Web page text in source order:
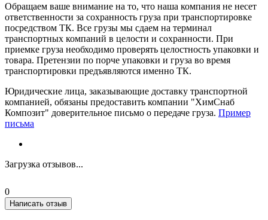
Обращаем ваше внимание на то, что наша компания не несет
ответственности за сохранность груза при транспортировке
посредством ТК. Все грузы мы сдаем на терминал
транспортных компаний в целости и сохранности. При
приемке груза необходимо проверять целостность упаковки и
товара. Претензии по порче упаковки и груза во время
транспортировки предъявляются именно ТК.
Юридические лица, заказывающие доставку транспортной
компанией, обязаны предоставить компании "ХимСнаб
Композит" доверительное письмо о передаче груза. Пример
письма
Загрузка отзывов...
0
Написать отзыв